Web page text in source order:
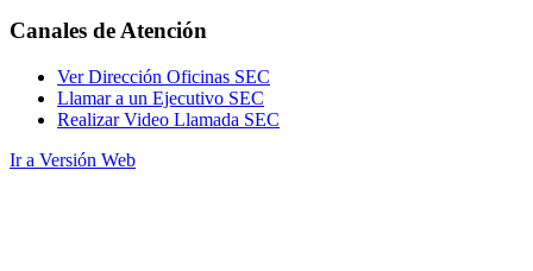
Canales de Atención
Ver Dirección Oficinas SEC
Llamar a un Ejecutivo SEC
Realizar Video Llamada SEC
Ir a Versión Web